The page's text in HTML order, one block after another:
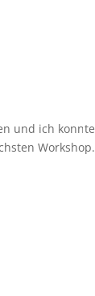
und ich konnte
Workshop.